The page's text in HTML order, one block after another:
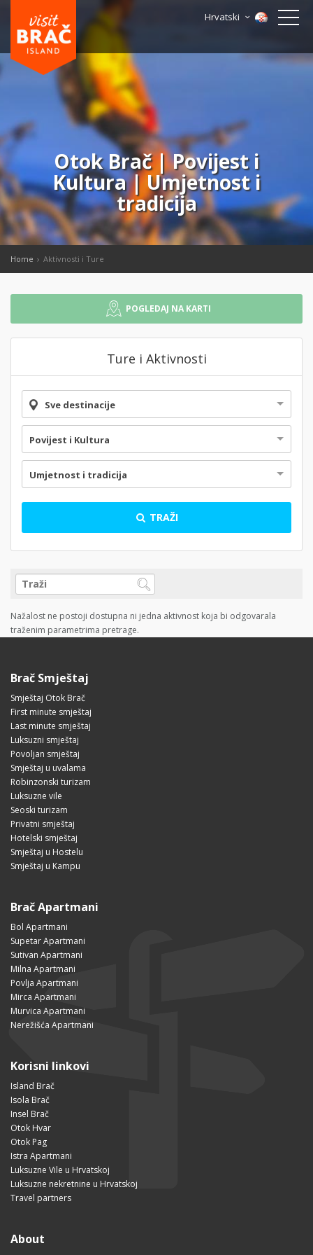
Hrvatski
Otok Brač | Povijest i
Kultura | Umjetnost i
tradicija
Home Aktivnosti i Ture
POGLEDAJ NA KARTI
Ture i Aktivnosti
Sve destinacije
Povijest i Kultura
Umjetnost i tradicija
TRAŽI
Nažalost ne postoji dostupna ni jedna aktivnost koja bi odgovarala
traženim parametrima pretrage.
Brač Smještaj
Smještaj Otok Brač
First minute smještaj
Last minute smještaj
Luksuzni smještaj
Povoljan smještaj
Smještaj u uvalama
Robinzonski turizam
Luksuzne vile
Seoski turizam
Privatni smještaj
Hotelski smještaj
Smještaj u Hostelu
Smještaj u Kampu
Brač Apartmani
Bol Apartmani
Supetar Apartmani
Sutivan Apartmani
Milna Apartmani
Povlja Apartmani
Mirca Apartmani
Murvica Apartmani
Nerežišća Apartmani
Korisni linkovi
Island Brač
Isola Brač
Insel Brač
Otok Hvar
Otok Pag
Istra Apartmani
Luksuzne Vile u Hrvatskoj
Luksuzne nekretnine u Hrvatskoj
Travel partners
About